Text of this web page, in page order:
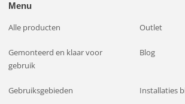
Menu
Alle producten Outlet
Gemonteerd en klaar voor
gebruik
Blog
Gebruiksgebieden Installaties